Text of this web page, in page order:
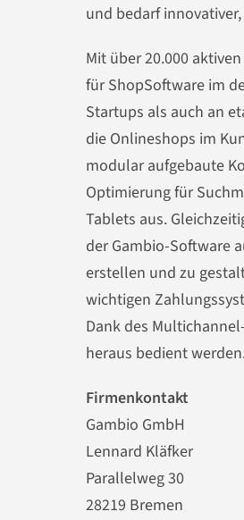
und bedarf
Mit über 20.000
für ShopSoftware im
Startups als auch an
die Onlineshops im
modular aufgebaute
Optimierung für
Tablets aus.
der Gambio-Software
erstellen und zu
wichtigen
Dank des
heraus bedient
Firmenkontakt
Gambio GmbH
Lennard Kläfker
Parallelweg 30
28219 Bremen